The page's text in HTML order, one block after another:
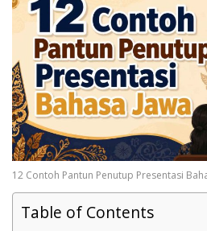
12 Contoh Pantun Penutup Presentasi
Table of Contents